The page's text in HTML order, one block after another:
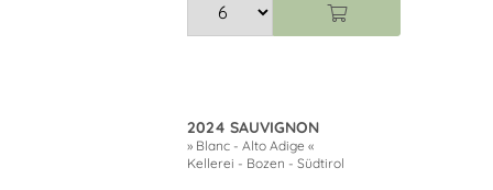
2024 SAUVIGNON
» Blanc - Alto Adige «
Kellerei - Bozen - Südtirol